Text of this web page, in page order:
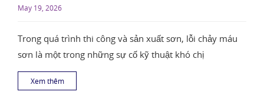
May 19, 2026
Trong quá trình thi công và sản xuất sơn, lỗi chảy máu
sơn là một trong những sự cố kỹ thuật khó chị
Xem thêm